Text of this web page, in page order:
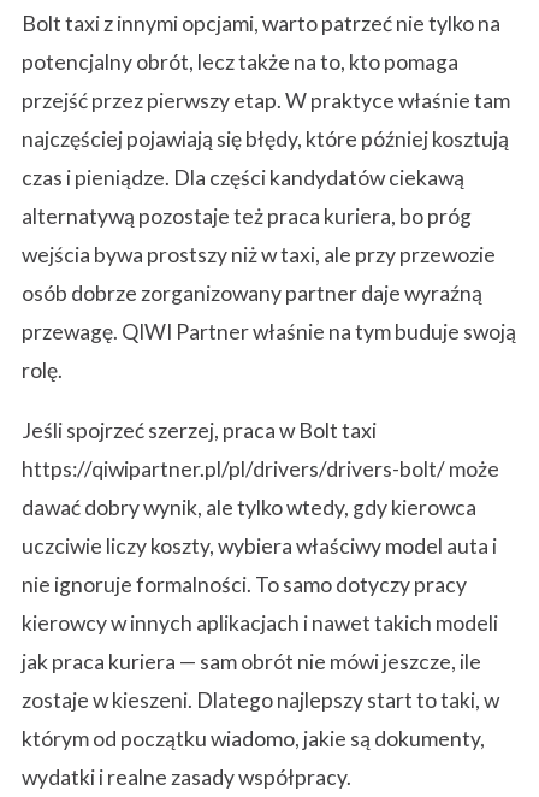
Bolt taxi z innymi opcjami, warto patrzeć nie tylko na
potencjalny obrót, lecz także na to, kto pomaga
przejść przez pierwszy etap. W praktyce właśnie tam
najczęściej pojawiają się błędy, które później kosztują
czas i pieniądze. Dla części kandydatów ciekawą
alternatywą pozostaje też praca kuriera, bo próg
wejścia bywa prostszy niż w taxi, ale przy przewozie
osób dobrze zorganizowany partner daje wyraźną
przewagę. QIWI Partner właśnie na tym buduje swoją
rolę.
Jeśli spojrzeć szerzej, praca w Bolt taxi
https://qiwipartner.pl/pl/drivers/drivers-bolt/ może
dawać dobry wynik, ale tylko wtedy, gdy kierowca
uczciwie liczy koszty, wybiera właściwy model auta i
nie ignoruje formalności. To samo dotyczy pracy
kierowcy w innych aplikacjach i nawet takich modeli
jak praca kuriera — sam obrót nie mówi jeszcze, ile
zostaje w kieszeni. Dlatego najlepszy start to taki, w
którym od początku wiadomo, jakie są dokumenty,
wydatki i realne zasady współpracy.